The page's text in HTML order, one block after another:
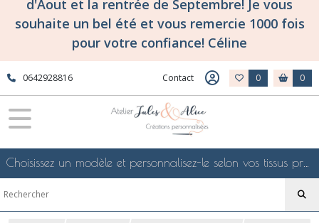
d'Aout et la rentrée de Septembre! Je vous
souhaite un bel été et vous remercie 1000 fois
pour votre confiance! Céline
0642928816 Contact 0 0
Choisissez un modèle et personnalisez-le selon vos tissus préférés de mes collections en ligne, je le confectionnerai selon vos souhaits